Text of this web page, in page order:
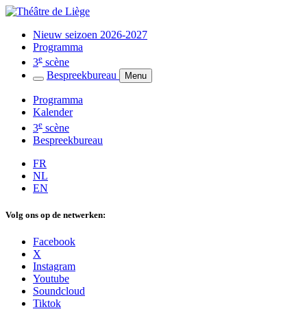
Nieuw seizoen 2026-2027
Programma
3e scène
Bespreekbureau
Menu
Programma
Kalender
3e scène
Bespreekbureau
FR
NL
EN
Volg ons op de netwerken:
Facebook
X
Instagram
Youtube
Soundcloud
Tiktok